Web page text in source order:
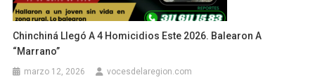
Chinchiná Llegó A 4 Homicidios Este 2026. Balearon A
“Marrano”
marzo 12, 2026 vocesdelaregion.com